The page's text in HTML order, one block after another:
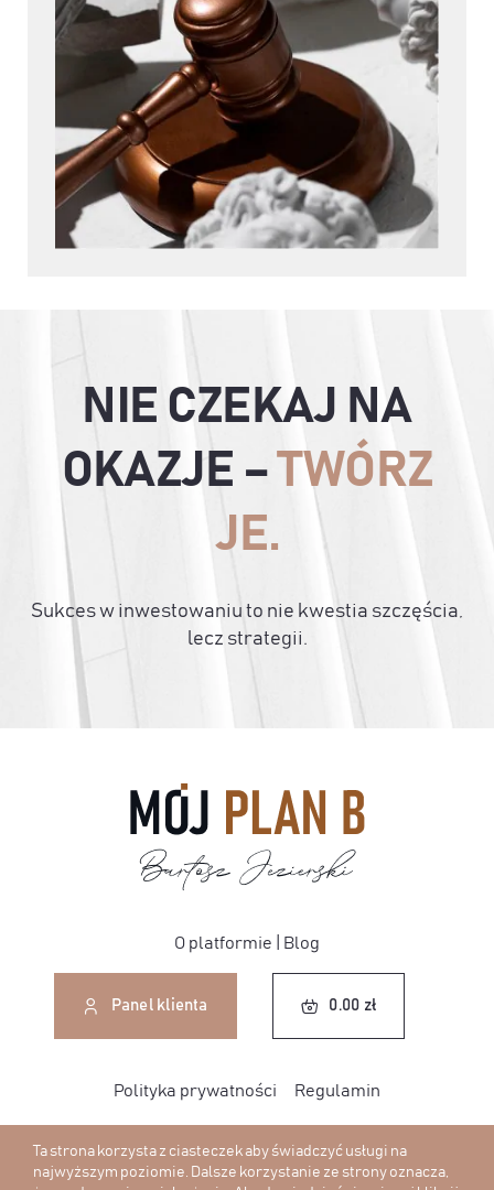
NIE CZEKAJ NA
OKAZJE –TWÓRZ
JE.
Sukces w inwestowaniu to nie kwestia szczęścia,
lecz strategii.
O platformie Blog
Panel klienta 0.00 zł
Polityka prywatności Regulamin
Ta strona korzysta z ciasteczek aby świadczyć usługi na
najwyższym poziomie. Dalsze korzystanie ze strony oznacza,